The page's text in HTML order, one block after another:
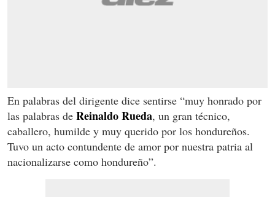
En palabras del dirigente dice sentirse “muy honrado por
las palabras de ReinaldoRueda, un gran técnico,
caballero, humilde y muy querido por los hondureños.
Tuvo un acto contundente de amor por nuestra patria al
nacionalizarse como hondureño”.